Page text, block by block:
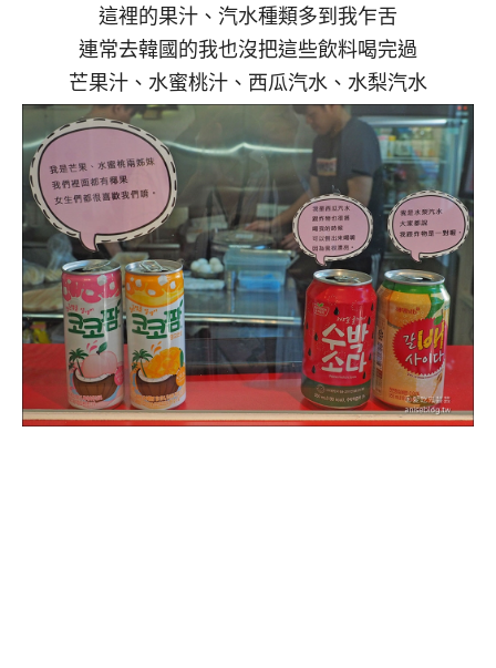
這裡的果汁、汽水種類多到我乍舌
連常去韓國的我也沒把這些飲料喝完過
芒果汁、水蜜桃汁、西瓜汽水、水梨汽水